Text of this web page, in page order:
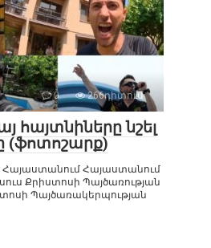
0 266դիտում
հայտնիները նշել
Հայաստանում Հայաստանում
Քրիստոսի Պայծառության
Պայծառակերպության